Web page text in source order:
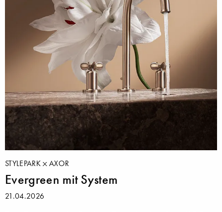
STYLEPARK AXOR
Evergreen mit System
21.04.2026